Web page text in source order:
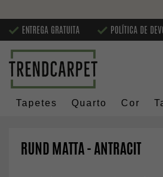
ENTREGA GRATUITA POLÍTICA DE
Tapetes Quarto Cor
RUND MATTA - ANTRACIT